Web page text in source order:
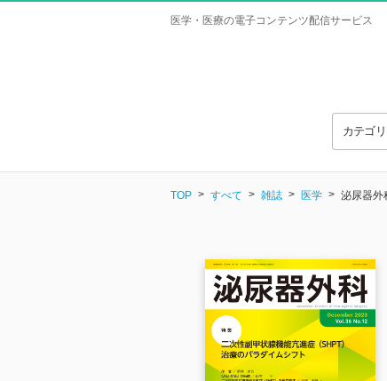
医学・医療の電子コンテンツ配信サービス
カテゴ
TOP すべて 雑誌 医学 泌尿器外